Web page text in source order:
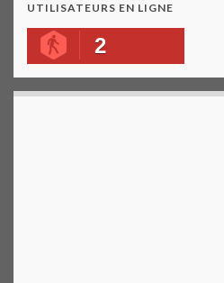
UTILISATEURS EN LIGNE
2